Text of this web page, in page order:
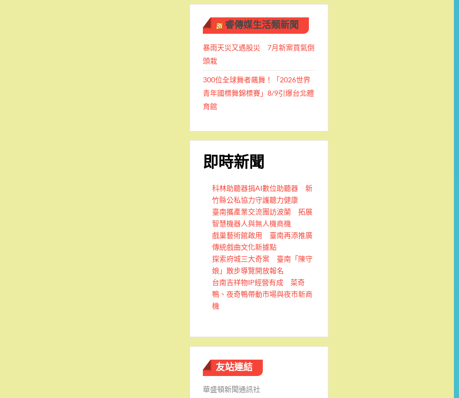
睿傳媒生活類新聞
暴雨天災又遇股災 7月新案買氣倒
頭栽
300位全球舞者飆舞！「2026世界
青年國標舞錦標賽」8/9引爆台北體
育館
即時新聞
科林助聽器捐AI數位助聽器 新
竹縣公私協力守護聽力健康
臺南攜產業交流團訪波蘭 拓展
智慧機器人與無人機商機
戲巢藝術館啟用 臺南再添推廣
傳統戲曲文化新據點
探索府城三大奇案 臺南「陳守
娘」散步導覽開放報名
台南吉祥物IP經營有成 菜奇
鴨、夜奇鴨帶動市場與夜市新商
機
友站連結
華盛頓新聞通訊社